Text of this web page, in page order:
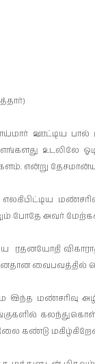
ஊட்­டிய
எங்­க­ளது உட­லிலே
என்று
போதே அவர்
ரத­ன­யோதி
வைப­வத்தில்
இந்த மண்­ச­ரிவு
கண்டு